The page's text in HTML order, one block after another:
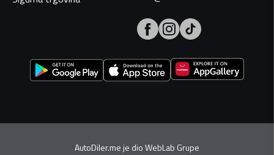
AutoDiler.me je dioWebLab Grupe